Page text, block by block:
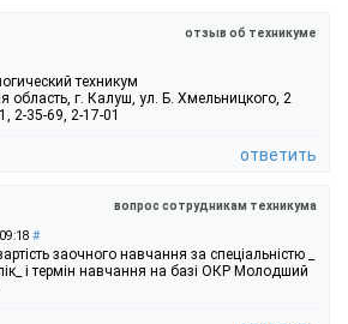
отзыв об техникуме
техникум
область, г. Калуш, ул. Б. Хмельницкого, 2
2-35-69, 2-17-01
ответить
вопрос сотрудникам техникума
#
заочного навчання за спеціальністю _
і термін навчання на базі ОКР Молодший